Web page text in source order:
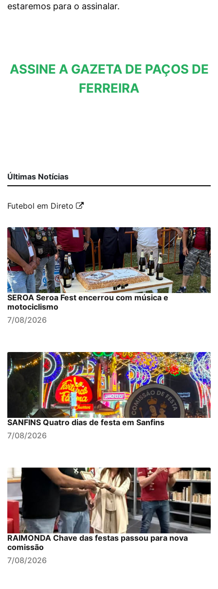
estaremos para o assinalar.
ASSINE A GAZETA DE PAÇOS DE
FERREIRA
Últimas Notícias
Futebol em Direto
SEROA Seroa Fest encerrou com música e
motociclismo
7/08/2026
SANFINS Quatro dias de festa em Sanfins
7/08/2026
RAIMONDA Chave das festas passou para nova
comissão
7/08/2026